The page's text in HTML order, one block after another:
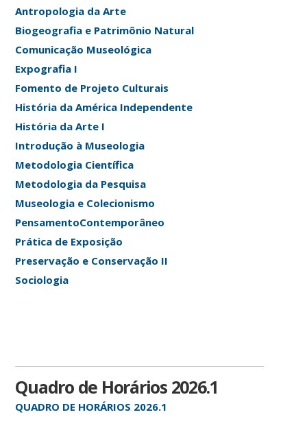
Antropologia da Arte
Biogeografia e Patrimônio Natural
Comunicação Museológica
Expografia I
Fomento de Projeto Culturais
História da América Independente
História da Arte I
Introdução à Museologia
Metodologia Científica
Metodologia da Pesquisa
Museologia e Colecionismo
PensamentoContemporâneo
Prática de Exposição
Preservação e Conservação II
Sociologia
Quadro de Horários 2026.1
QUADRO DE HORÁRIOS 2026.1